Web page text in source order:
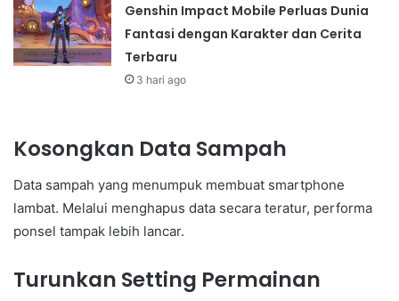
Genshin Impact Mobile Perluas Dunia
Fantasi dengan Karakter dan Cerita
Terbaru
3 hari ago
Kosongkan Data Sampah
Data sampah yang menumpuk membuat smartphone
lambat. Melalui menghapus data secara teratur, performa
ponsel tampak lebih lancar.
Turunkan Setting Permainan